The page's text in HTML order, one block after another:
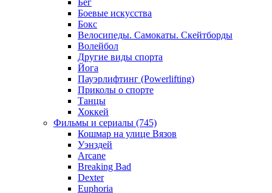
Бег
Боевые искусства
Бокс
Велосипеды. Самокаты. Скейтборды
Волейбол
Другие виды спорта
Йога
Пауэрлифтинг (Powerlifting)
Приколы о спорте
Танцы
Хоккей
Фильмы и сериалы (745)
Кошмар на улице Вязов
Уэнздей
Arcane
Breaking Bad
Dexter
Euphoria